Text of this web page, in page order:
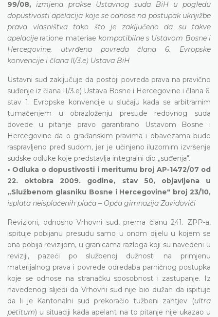
99/08, izmjena prakse Ustavnog suda BiH u pogledu
dopustivosti apelacija koje se odnose na postupak uknjižbe
prava vlasništva tako što je zaključeno da su takve
apelacije ratione materiae kompatibilne s Ustavom Bosne i
Hercegovine, utvrđena povreda člana 6. Evropske
konvencije i člana II/3.e) Ustava BiH
Ustavni sud zaključuje da postoji povreda prava na pravično
suđenje iz člana II/3.e) Ustava Bosne i Hercegovine i člana 6.
stav 1. Evropske konvencije u slučaju kada se arbitrarnim
tumačenjem u obrazloženju presude redovnog suda
dovede u pitanje pravo garantirano Ustavom Bosne i
Hercegovine da o građanskim pravima i obavezama bude
raspravljeno pred sudom, jer je učinjeno iluzornim izvršenje
sudske odluke koje predstavlja integralni dio „suđenja".
• Odluka o dopustivosti i meritumu broj AP-1472/07 od
22. oktobra 2009. godine, stav 50, objavljena u
„Službenom glasniku Bosne i Hercegovine" broj 23/10,
isplata neisplaćenih plaća – Opća gimnazija Zavidovići
Revizioni, odnosno Vrhovni sud, prema članu 241. ZPP-a,
ispituje pobijanu presudu samo u onom dijelu u kojem se
ona pobija revizijom, u granicama razloga koji su navedeni u
reviziji, pazeći po službenoj dužnosti na primjenu
materijalnog prava i povrede odredaba parničnog postupka
koje se odnose na stranačku sposobnost i zastupanje. Iz
navedenog slijedi da Vrhovni sud nije bio dužan da ispituje
da li je Kantonalni sud prekoračio tužbeni zahtjev (ultra
petitum) u situaciji kada apelant na to pitanje nije ukazao u